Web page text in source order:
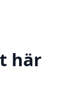
här